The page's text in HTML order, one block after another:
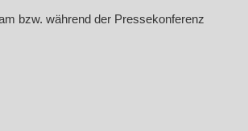
bzw. während der Pressekonferenz